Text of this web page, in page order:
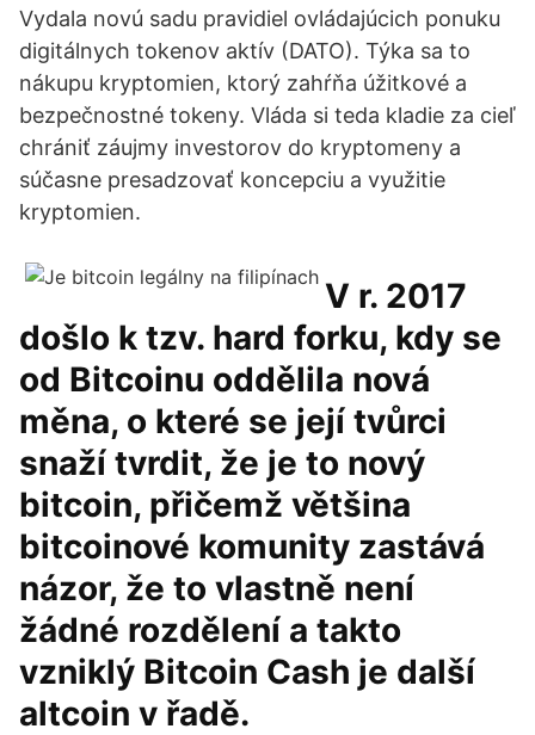
Vydala novú sadu pravidiel ovládajúcich ponuku
digitálnych tokenov aktív (DATO). Týka sa to
nákupu kryptomien, ktorý zahŕňa úžitkové a
bezpečnostné tokeny. Vláda si teda kladie za cieľ
chrániť záujmy investorov do kryptomeny a
súčasne presadzovať koncepciu a využitie
kryptomien.
V r. 2017
došlo k tzv. hard forku, kdy se
od Bitcoinu oddělila nová
měna, o které se její tvůrci
snaží tvrdit, že je to nový
bitcoin, přičemž většina
bitcoinové komunity zastává
názor, že to vlastně není
žádné rozdělení a takto
vzniklý Bitcoin Cash je další
altcoin v řadě.